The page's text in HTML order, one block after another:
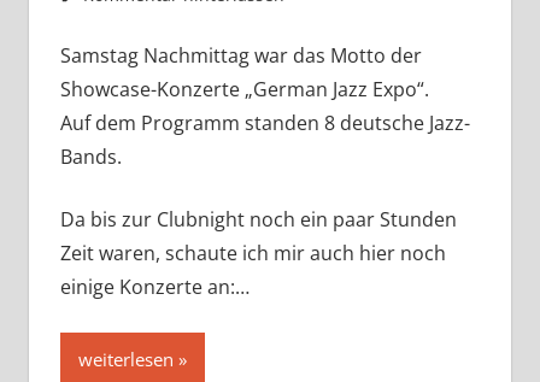
Samstag Nachmittag war das Motto der
Showcase-Konzerte „German Jazz Expo“.
Auf dem Programm standen 8 deutsche Jazz-
Bands.
Da bis zur Clubnight noch ein paar Stunden
Zeit waren, schaute ich mir auch hier noch
einige Konzerte an:…
weiterlesen